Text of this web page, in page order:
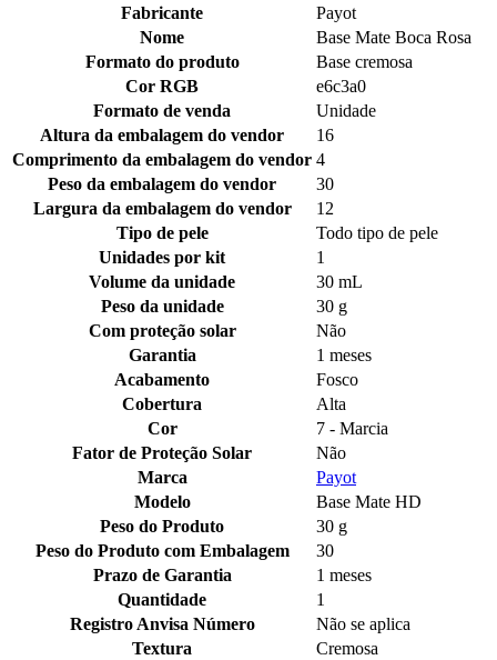
Fabricante
Payot
Nome
Base Mate Boca Rosa
Formato do produto
Base cremosa
Cor RGB
e6c3a0
Formato de venda
Unidade
Altura da embalagem do vendor
16
Comprimento da embalagem do vendor 4
Peso da embalagem do vendor
30
Largura da embalagem do vendor
12
Tipo de pele
Todo tipo de pele
Unidades por kit
1
Volume da unidade
30 mL
Peso da unidade
30 g
Com proteção solar
Não
Garantia
1 meses
Acabamento
Fosco
Cobertura
Alta
Cor
7 - Marcia
Fator de Proteção Solar
Não
Marca
Payot
Modelo
Base Mate HD
Peso do Produto
30 g
Peso do Produto com Embalagem
30
Prazo de Garantia
1 meses
Quantidade
1
Registro Anvisa Número
Não se aplica
Textura
Cremosa